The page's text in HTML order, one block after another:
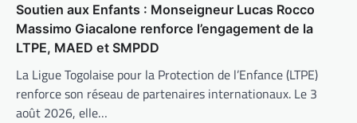
Soutien aux Enfants : Monseigneur Lucas Rocco
Massimo Giacalone renforce l’engagement de la
LTPE, MAED et SMPDD
La Ligue Togolaise pour la Protection de l’Enfance (LTPE)
renforce son réseau de partenaires internationaux. Le 3
août 2026, elle…